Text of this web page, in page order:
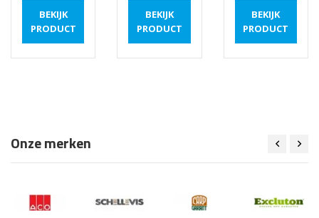
BEKIJK
PRODUCT
BEKIJK
PRODUCT
BEKIJK
PRODUCT
Onze merken